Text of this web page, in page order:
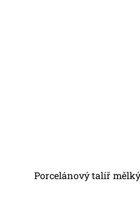
Porcelánový talíř